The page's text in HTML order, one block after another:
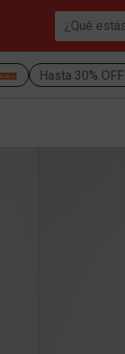
Hasta 30% OFF